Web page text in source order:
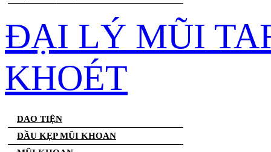
ĐẠI LÝ MŨI
KHOÉT
DAO TIỆN
ĐẦU KẸP MŨI KHOAN